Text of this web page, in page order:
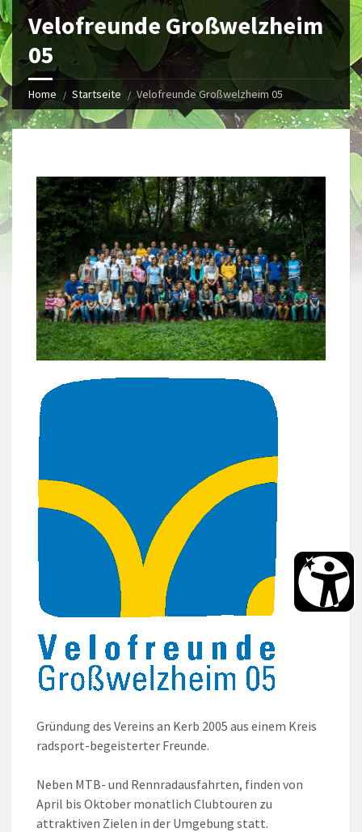
Velofreunde Großwelzheim
05
Home Startseite Velofreunde Großwelzheim 05
Gründung des Vereins an Kerb 2005 aus einem Kreis
radsport-begeisterter Freunde.
Neben MTB- und Rennradausfahrten, finden von
April bis Oktober monatlich Clubtouren zu
attraktiven Zielen in der Umgebung statt.